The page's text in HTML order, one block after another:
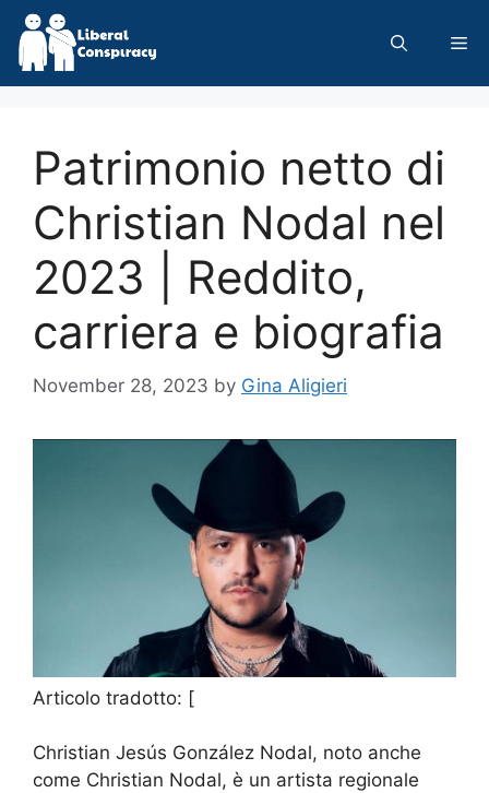
Skip
content
Patrimonio netto di
Christian Nodal nel
2023 | Reddito,
carriera e biografia
November 28, 2023 by Gina Aligieri
Articolo tradotto: [
Christian Jesús González Nodal, noto anche
come Christian Nodal, è un artista regionale